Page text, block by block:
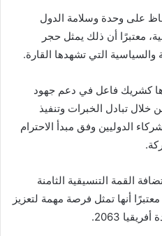
على وحدة وسلامة الدول
معتبرًا أن ذلك يمثل حجر
والسياسية التي تشهدها القارة.
كشريك فاعل في دعم جهود
من خلال تبادل الخبرات وتنفيذ
الدوليين وفق مبدأ الاحترام
القمة التنسيقية الثامنة
الأفريقي في يونيو 2026، معتبرًا أنها تمثل فرصة مهمة لتعزيز
2063.